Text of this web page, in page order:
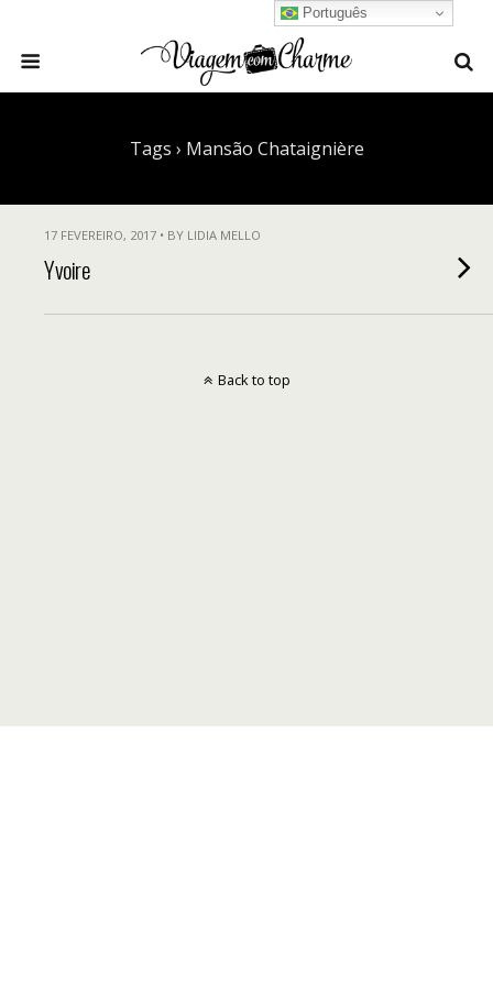
Tags › Mansão Chataignière
17 FEVEREIRO, 2017 • BY LIDIA MELLO
Yvoire
Português
Back to top